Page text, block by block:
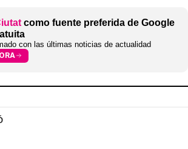
como fuente preferida de Google
con las últimas noticias de actualidad